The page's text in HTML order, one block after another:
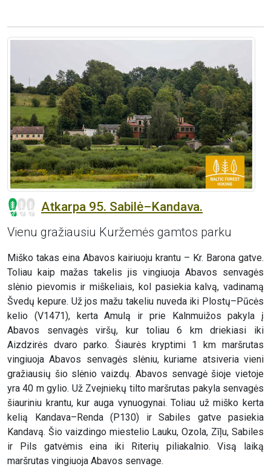
Atkarpa 95. Sabilė–Kandava.
Vienu gražiausiu Kuržemės gamtos parku
Miško takas eina Abavos kairiuoju krantu – Kr. Barona gatve.
Toliau kaip mažas takelis jis vingiuoja Abavos senvagės
slėnio pievomis ir miškeliais, kol pasiekia kalvą, vadinamą
Švedų kepure. Už jos mažu takeliu nuveda iki Plostų–Pūcės
kelio (V1471), kerta Amulą ir prie Kalnmuižos pakyla į
Abavos senvagės viršų, kur toliau 6 km driekiasi iki
Aizdzirės dvaro parko. Šiaurės kryptimi 1 km maršrutas
vingiuoja Abavos senvagės slėniu, kuriame atsiveria vieni
gražiausių šio slėnio vaizdų. Abavos senvagė šioje vietoje
yra 40 m gylio. Už Zvejniekų tilto maršrutas pakyla senvagės
šiauriniu krantu, kur auga vynuogynai. Toliau už miško kerta
kelią Kandava–Renda (P130) ir Sabiles gatve pasiekia
Kandavą. Šio vaizdingo miestelio Lauku, Ozola, Zīļu, Sabiles
ir Pils gatvėmis eina iki Riterių piliakalnio. Visą laiką
maršrutas vingiuoja Abavos senvage.